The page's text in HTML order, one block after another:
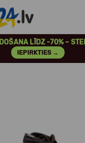
LĪDZ -70% –
IEPIRKTIES →